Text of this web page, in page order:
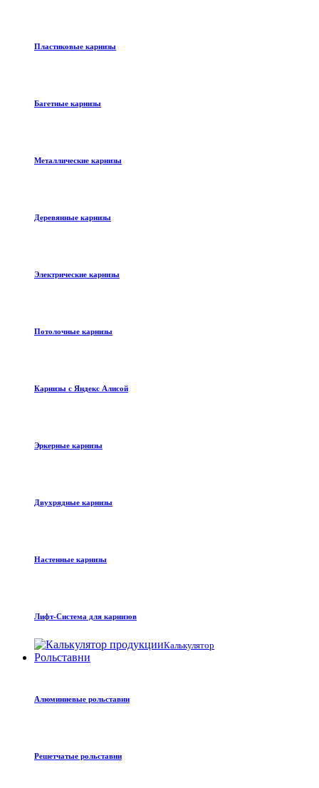
Пластиковые карнизы
Багетные карнизы
Металлические карнизы
Деревянные карнизы
Электрические карнизы
Потолочные карнизы
Карнизы с Яндекс Алисой
Эркерные карнизы
Двухрядные карнизы
Настенные карнизы
Лифт-Система для карнизов
Калькулятор
Рольставни
Алюминиевые рольставни
Решетчатые рольставни